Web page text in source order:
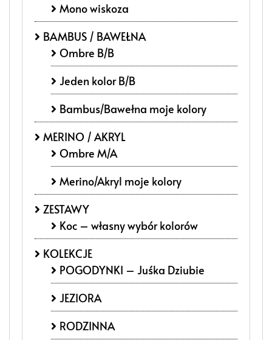
Mono wiskoza
BAMBUS / BAWEŁNA
Ombre B/B
Jeden kolor B/B
Bambus/Bawełna moje kolory
MERINO / AKRYL
Ombre M/A
Merino/Akryl moje kolory
ZESTAWY
Koc – własny wybór kolorów
KOLEKCJE
POGODYNKI – Juśka Dziubie
JEZIORA
RODZINNA